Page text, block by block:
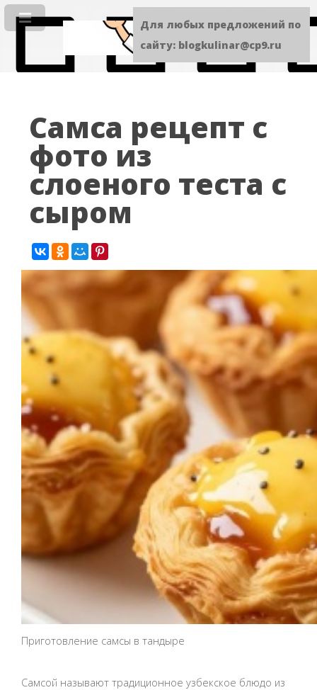
Самса рецепт с
фото из
слоеного теста с
сыром
Приготовление самсы в тандыре
Самсой называют традиционное узбекское блюдо из
Для любых предложений по
сайту: blogkulinar@cp9.ru